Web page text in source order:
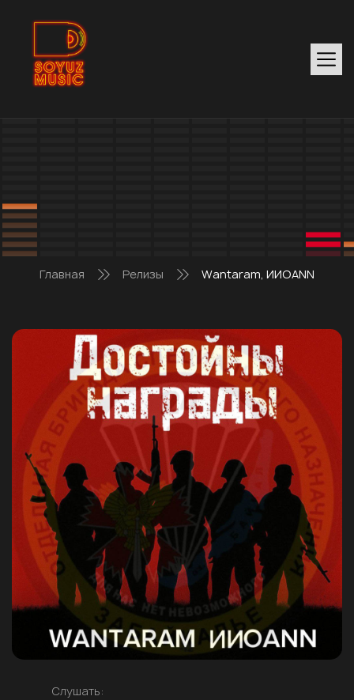
Главная Релизы Wantaram, ИИОАNN
Слушать: